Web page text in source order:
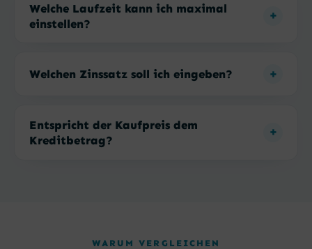
Welche Laufzeit kann ich maximal
einstellen?
Welchen Zinssatz soll ich eingeben?
Entspricht der Kaufpreis dem
Kreditbetrag?
WARUM VERGLEICHEN